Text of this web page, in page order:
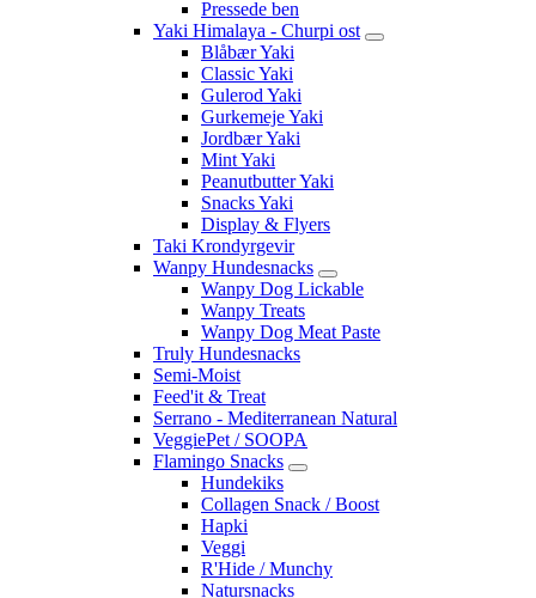
Pressede ben
Yaki Himalaya - Churpi ost
Blåbær Yaki
Classic Yaki
Gulerod Yaki
Gurkemeje Yaki
Jordbær Yaki
Mint Yaki
Peanutbutter Yaki
Snacks Yaki
Display & Flyers
Taki Krondyrgevir
Wanpy Hundesnacks
Wanpy Dog Lickable
Wanpy Treats
Wanpy Dog Meat Paste
Truly Hundesnacks
Semi-Moist
Feed'it & Treat
Serrano - Mediterranean Natural
VeggiePet / SOOPA
Flamingo Snacks
Hundekiks
Collagen Snack / Boost
Hapki
Veggi
R'Hide / Munchy
Natursnacks